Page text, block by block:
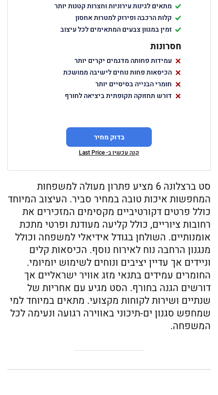
מתאים לגינות עירוניות וחצרות קטנות יותר
קלות הרכבה ופירוק למטרות אחסון
זמין במגוון צבעים המתאימים לכל עיצוב
חסרונות
עמידות פחותה מדגמים יקרים יותר
הכיסאות פחות נוחים לישיבה ממושכת
חומרי הבנייה בסיסיים יותר
דורש תחזוקה תקופתית ביציאה לחורף
בדוק מחיר
קנה עכשיו ב- Last Price
סט ברצלונה 6 מציע פתרון מעולה למשפחות
המחפשות איכות טובה במחיר סביר. העיצוב המיוחד
כולל פרטים דקורטיביים מקסימים המזכירים את
רחובות ציוריים, כולל קליעה מעודנת ופרטי מתכת
אומנותיים. השולחן בגודל אידיאלי למשפחה וכולל
מנגנון הרחבה נוח לאירוח נוסף. הכיסאות קלים
וניידים אך עדיין יציבים ונוחים לשימוש יומיומי.
החומרים עמידים בתנאי מזג אוויר ישראליים אך
דורשים הגנה בחורף. הסט מגיע עם אחריות של
שנתיים ושירות לקוחות מקצועי. מתאים במיוחד למי
שמחפש סגנון ים-תיכוני באווירה רגועה ונעימה לכל
המשפחה.